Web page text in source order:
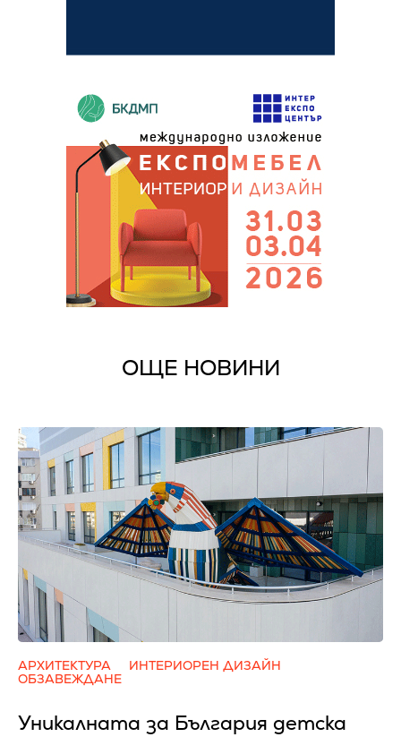
ОЩЕ НОВИНИ
АРХИТЕКТУРА
ИНТЕРИОРЕН ДИЗАЙН
ОБЗАВЕЖДАНЕ
Уникалната за България детска